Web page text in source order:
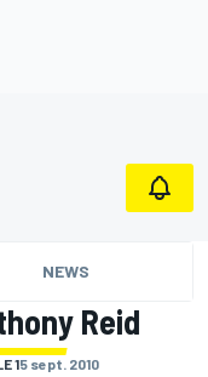
NEWS
Reid
15 sept. 2010